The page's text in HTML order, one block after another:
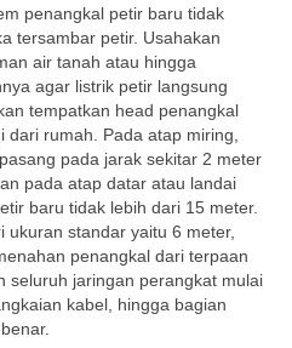
penangkal petir baru tidak
tersambar petir. Usahakan
air tanah atau hingga
agar listrik petir langsung
tempatkan head penangkal
rumah. Pada atap miring,
pada jarak sekitar 2 meter
pada atap datar atau landai
baru tidak lebih dari 15 meter.
standar yaitu 6 meter,
penangkal dari terpaan
seluruh jaringan perangkat mulai
kabel, hingga bagian